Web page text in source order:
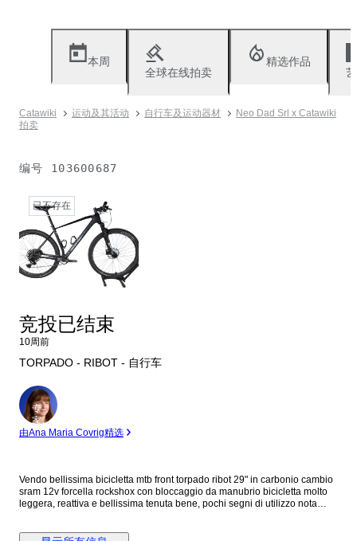
本周
全球在线拍卖
精选作品
Catawiki 运动及其活动 自行车及运动器材
Neo Dad Srl x Catawiki
拍卖
编号 103600687
已不存在
竞投已结束
10周前
TORPADO - RIBOT - 自行车
专
家
由Ana Maria Covrig精选
Vendo bellissima bicicletta mtb front torpado ribot 29" in carbonio cambio
sram 12v forcella rockshox con bloccaggio da manubrio bicicletta molto
leggera, reattiva e bellissima tenuta bene, pochi segni di utilizzo nota